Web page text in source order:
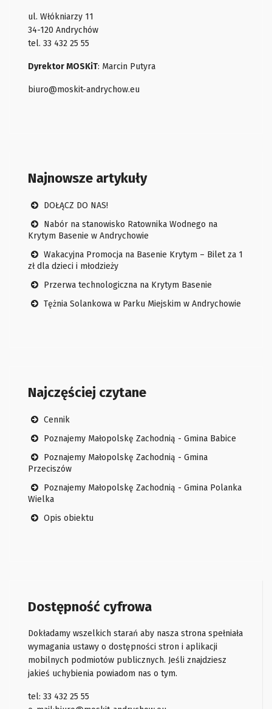
ul. Włókniarzy 11
34-120 Andrychów
tel. 33 432 25 55
Dyrektor MOSKiT: Marcin Putyra
biuro@moskit-andrychow.eu
Najnowsze artykuły
DOŁĄCZ DO NAS!
Nabór na stanowisko Ratownika Wodnego na
Krytym Basenie w Andrychowie
Wakacyjna Promocja na Basenie Krytym – Bilet za 1
zł dla dzieci i młodzieży
Przerwa technologiczna na Krytym Basenie
Tężnia Solankowa w Parku Miejskim w Andrychowie
Najczęściej czytane
Cennik
Poznajemy Małopolskę Zachodnią - Gmina Babice
Poznajemy Małopolskę Zachodnią - Gmina
Przeciszów
Poznajemy Małopolskę Zachodnią - Gmina Polanka
Wielka
Opis obiektu
Dostępność cyfrowa
Dokładamy wszelkich starań aby nasza strona spełniała
wymagania ustawy o dostępności stron i aplikacji
mobilnych podmiotów publicznych. Jeśli znajdziesz
jakieś uchybienia powiadom nas o tym.
tel: 33 432 25 55